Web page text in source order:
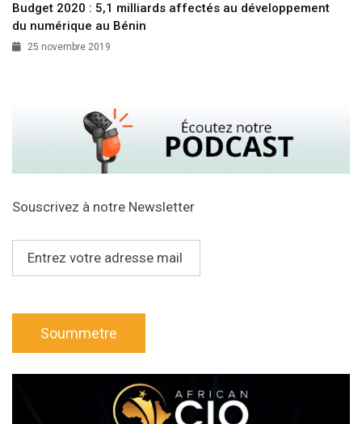
Budget 2020 : 5,1 milliards affectés au développement
du numérique au Bénin
25 novembre 2019
Souscrivez à notre Newsletter